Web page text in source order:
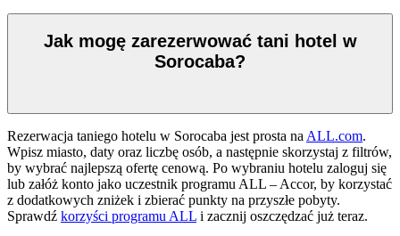
Jak mogę zarezerwować tani hotel w
Sorocaba?
Rezerwacja taniego hotelu w Sorocaba jest prosta na ALL.com.
Wpisz miasto, daty oraz liczbę osób, a następnie skorzystaj z filtrów,
by wybrać najlepszą ofertę cenową. Po wybraniu hotelu zaloguj się
lub załóż konto jako uczestnik programu ALL – Accor, by korzystać
z dodatkowych zniżek i zbierać punkty na przyszłe pobyty.
Sprawdź korzyści programu ALL i zacznij oszczędzać już teraz.